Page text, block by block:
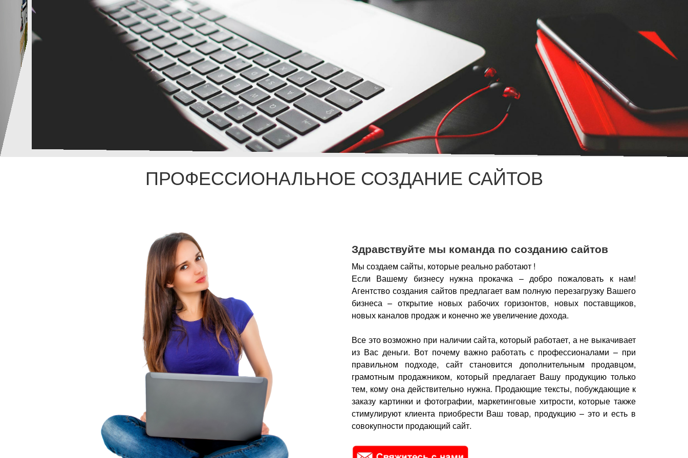
ПРОФЕССИОНАЛЬНОЕ СОЗДАНИЕ САЙТОВ
Здравствуйте мы команда по созданию сайтов
Мы создаем сайты, которые реально работают !
Если Вашему бизнесу нужна прокачка – добро пожаловать к нам!
Агентство создания сайтов предлагает вам полную перезагрузку Вашего
бизнеса – открытие новых рабочих горизонтов, новых поставщиков,
новых каналов продаж и конечно же увеличение дохода.
Все это возможно при наличии сайта, который работает, а не выкачивает
из Вас деньги. Вот почему важно работать с профессионалами – при
правильном подходе, сайт становится дополнительным продавцом,
грамотным продажником, который предлагает Вашу продукцию только
тем, кому она действительно нужна. Продающие тексты, побуждающие к
заказу картинки и фотографии, маркетинговые хитрости, которые также
стимулируют клиента приобрести Ваш товар, продукцию – это и есть в
совокупности продающий сайт.